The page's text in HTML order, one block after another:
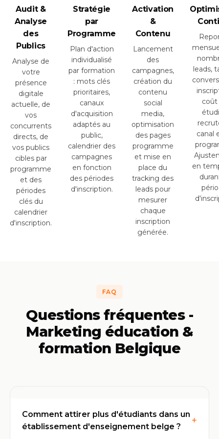
Audit &
Analyse
des
Publics
Analyse de
votre
présence
digitale
actuelle, de
vos
concurrents
directs, de
vos publics
cibles par
programme
et des
périodes
clés du
calendrier
d'inscription.
Stratégie
par
Programme
Plan d'action
individualisé
par formation
: mots clés
prioritaires,
canaux
d'acquisition
adaptés au
public,
calendrier des
campagnes
en fonction
des périodes
d'inscription.
Activation
&
Contenu
Lancement
des
campagnes,
création du
contenu
social
media,
optimisation
des pages
programme
et mise en
place du
tracking des
leads pour
mesurer
chaque
inscription
générée.
leads,
coût
canal
en
FAQ
Questions fréquentes -
Marketing éducation &
formation Belgique
Comment attirer plus d'étudiants dans un
établissement d'enseignement belge ?
+